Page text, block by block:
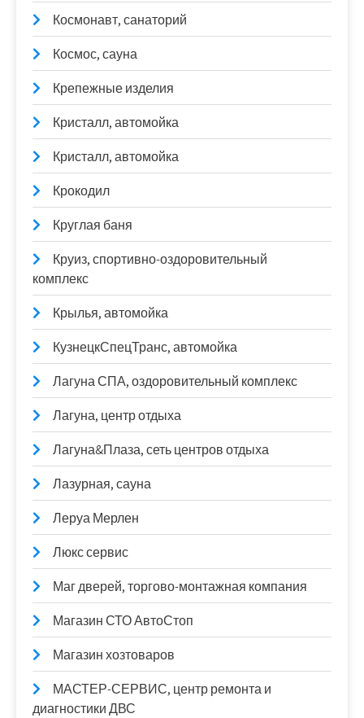
Космонавт, санаторий
Космос, сауна
Крепежные изделия
Кристалл, автомойка
Кристалл, автомойка
Крокодил
Круглая баня
Круиз, спортивно-оздоровительный
комплекс
Крылья, автомойка
КузнецкСпецТранс, автомойка
Лагуна СПА, оздоровительный комплекс
Лагуна, центр отдыха
Лагуна&Плаза, сеть центров отдыха
Лазурная, сауна
Леруа Мерлен
Люкс сервис
Маг дверей, торгово-монтажная компания
Магазин СТО АвтоСтоп
Магазин хозтоваров
МАСТЕР-СЕРВИС, центр ремонта и
диагностики ДВС